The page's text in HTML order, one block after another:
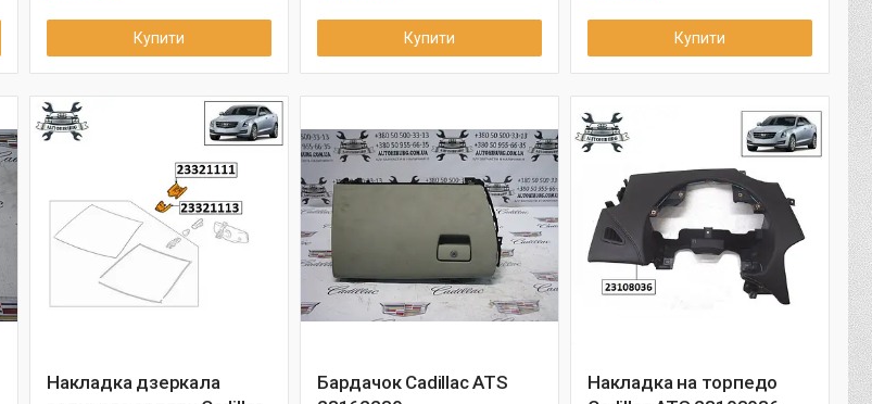
Купити Купити Купити
Накладка дзеркала
Бардачок Cadillac ATS
Накладка на торпедо